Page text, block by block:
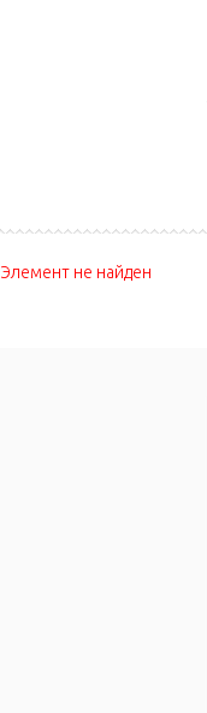
Элемент не найден